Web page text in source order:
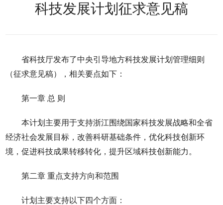
科技发展计划征求意见稿
省科技厅发布了中央引导地方科技发展计划管理细则
（征求意见稿），相关要点如下：
第一章 总 则
本计划主要用于支持浙江围绕国家科技发展战略和全省
经济社会发展目标，改善科研基础条件，优化科技创新环
境，促进科技成果转移转化，提升区域科技创新能力。
第二章 重点支持方向和范围
计划主要支持以下四个方面：